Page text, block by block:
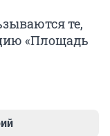
те,
«Площадь